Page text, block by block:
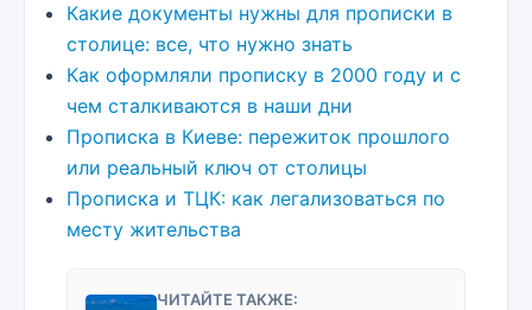
Какие документы нужны для прописки в
столице: все, что нужно знать
Как оформляли прописку в 2000 году и с
чем сталкиваются в наши дни
Прописка в Киеве: пережиток прошлого
или реальный ключ от столицы
Прописка и ТЦК: как легализоваться по
месту жительства
ЧИТАЙТЕ ТАКЖЕ: